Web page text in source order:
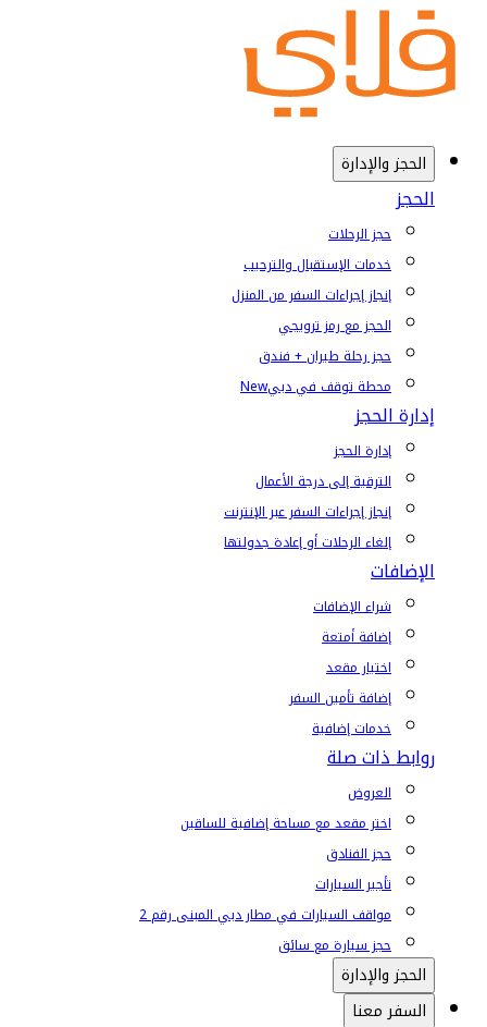
الحجز والإدارة
الحجز
حجز الرحلات
خدمات الإستقبال والترحيب
إنجاز إجراءات السفر من المنزل
الحجز مع رمز ترويجي
حجز رحلة طيران + فندق
محطة توقف في دبيNew
إدارة الحجز
إدارة الحجز
الترقية إلى درجة الأعمال
إنجاز إجراءات السفر عبر الإنترنت
إلغاء الرحلات أو إعادة جدولتها
الإضافات
شراء الإضافات
إضافة أمتعة
اختيار مقعد
إضافة تأمين السفر
خدمات إضافية
روابط ذات صلة
العروض
اختر مقعد مع مساحة إضافية للساقين
حجز الفنادق
تأجير السيارات
مواقف السيارات في مطار دبي المبنى رقم 2
حجز سيارة مع سائق
الحجز والإدارة
السفر معنا